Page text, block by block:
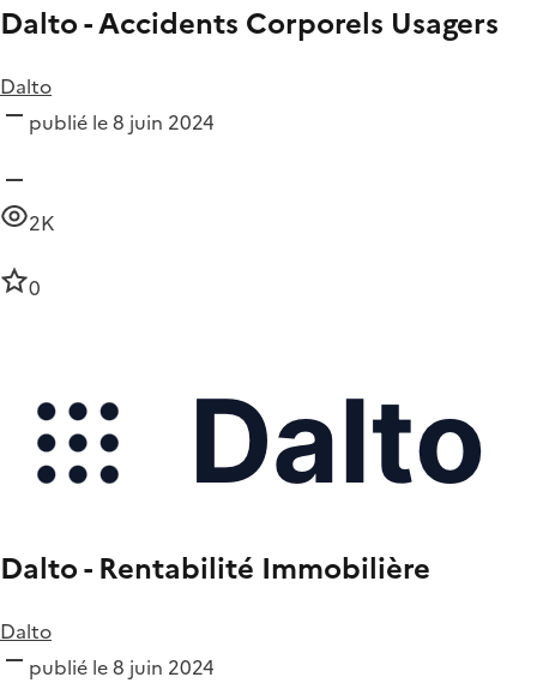
Dalto - Accidents Corporels Usagers
Dalto
publié le 8 juin 2024
2K
0
Dalto - Rentabilité Immobilière
Dalto
publié le 8 juin 2024